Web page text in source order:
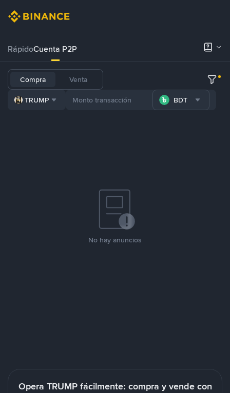
RápidoCuenta P2P
Compra Venta
TRUMP BDT
No hay anuncios
Opera TRUMP fácilmente: compra y vende con